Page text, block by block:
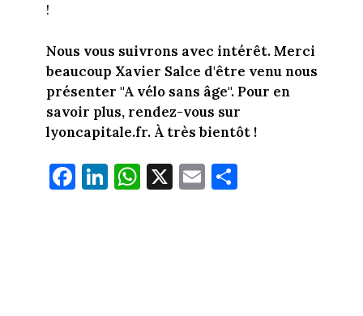
!
Nous vous suivrons avec intérêt. Merci
beaucoup Xavier Salce d'être venu nous
présenter "A vélo sans âge". Pour en
savoir plus, rendez-vous sur
lyoncapitale.fr. À très bientôt !
Fa
ce
Li
nk
W
ha
X E
m
Pa